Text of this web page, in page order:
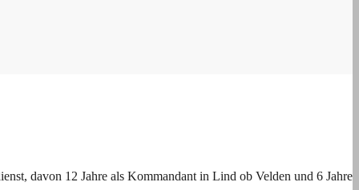
davon 12 Jahre als Kommandant in Lind ob Velden und 6 Jahre